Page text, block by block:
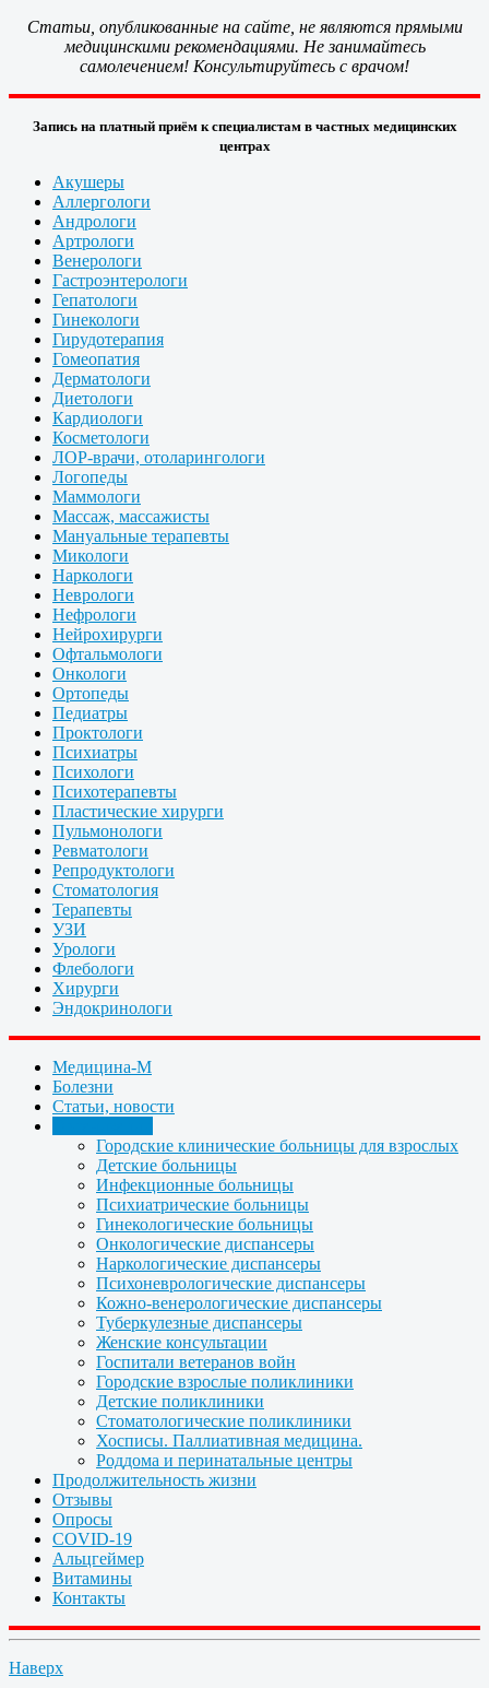
Статьи, опубликованные на сайте, не являются прямыми
медицинскими рекомендациями. Не занимайтесь
самолечением! Консультируйтесь с врачом!
Запись на платный приём к специалистам в частных медицинских
центрах
Акушеры
Аллергологи
Андрологи
Артрологи
Венерологи
Гастроэнтерологи
Гепатологи
Гинекологи
Гирудотерапия
Гомеопатия
Дерматологи
Диетологи
Кардиологи
Косметологи
ЛОР-врачи, отоларингологи
Логопеды
Маммологи
Массаж, массажисты
Мануальные терапевты
Микологи
Наркологи
Неврологи
Нефрологи
Нейрохирурги
Офтальмологи
Онкологи
Ортопеды
Педиатры
Проктологи
Психиатры
Психологи
Психотерапевты
Пластические хирурги
Пульмонологи
Ревматологи
Репродуктологи
Стоматология
Терапевты
УЗИ
Урологи
Флебологи
Хирурги
Эндокринологи
Медицина-М
Болезни
Статьи, новости
Городские клинические больницы для взрослых
Детские больницы
Инфекционные больницы
Психиатрические больницы
Гинекологические больницы
Онкологические диспансеры
Наркологические диспансеры
Психоневрологические диспансеры
Кожно-венерологические диспансеры
Туберкулезные диспансеры
Женские консультации
Госпитали ветеранов войн
Городские взрослые поликлиники
Детские поликлиники
Стоматологические поликлиники
Хосписы. Паллиативная медицина.
Роддома и перинатальные центры
Продолжительность жизни
Отзывы
Опросы
COVID-19
Альцгеймер
Витамины
Контакты
Наверх